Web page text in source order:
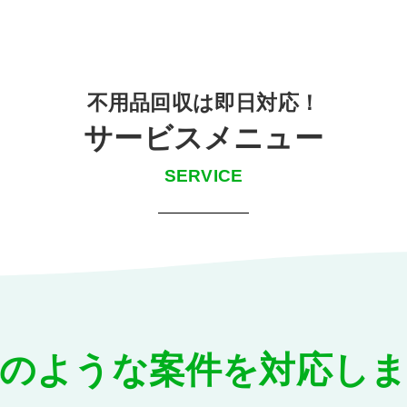
不用品回収は即日対応！
サービスメニュー
SERVICE
ような案件を対応し